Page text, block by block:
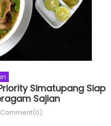
Simatupang Siap
Sajian
Comment(0)